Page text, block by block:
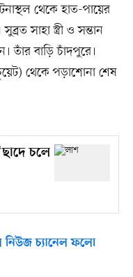
থেকে হাত-পায়ের
সাহা স্ত্রী ও সন্তান
তাঁর বাড়ি চাঁদপুরে।
থেকে পড়াশোনা শেষ
চলে
চ্যানেল ফলো